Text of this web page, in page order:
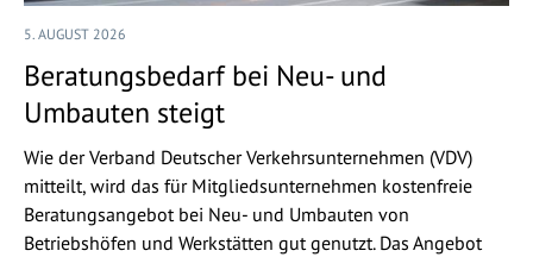
5. AUGUST 2026
Beratungsbedarf bei Neu- und
Umbauten steigt
Wie der Verband Deutscher Verkehrsunternehmen (VDV)
mitteilt, wird das für Mitgliedsunternehmen kostenfreie
Beratungsangebot bei Neu- und Umbauten von
Betriebshöfen und Werkstätten gut genutzt. Das Angebot